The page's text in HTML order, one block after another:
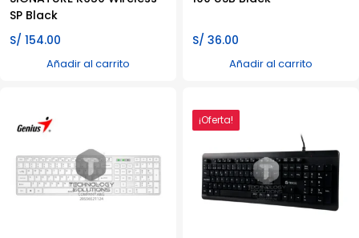
SP Black
S/ 154.00
Añadir al carrito
S/ 36.00
Añadir al carrito
¡Oferta!